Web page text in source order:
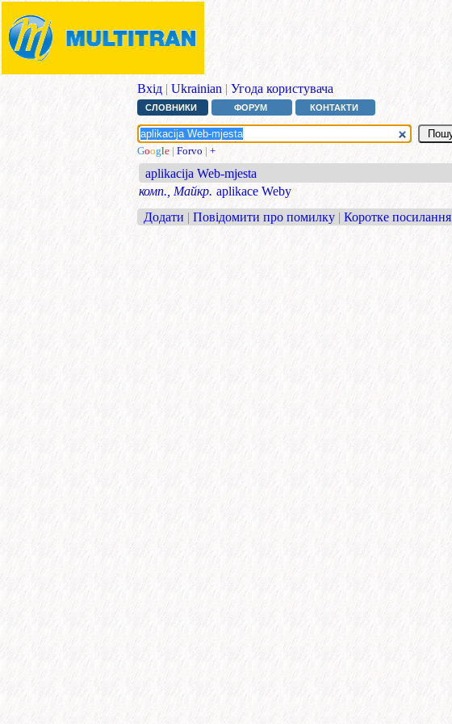
Вхід | Ukrainian | Угода користувача
СЛОВНИКИ ФОРУМ КОНТАКТИ
Google | Forvo | +
aplikacija Web-mjesta
комп., Майкр. aplikace Weby
Додати | Повідомити про помилку | Коротке посилання